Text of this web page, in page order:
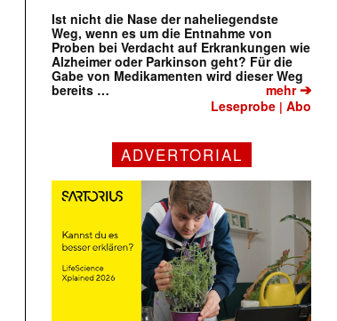
Ist nicht die Nase der naheliegendste
Weg, wenn es um die Entnahme von
Proben bei Verdacht auf Erkrankungen wie
Alzheimer oder Parkinson geht? Für die
Gabe von Medikamenten wird dieser Weg
bereits …
mehr➔
Leseprobe |Abo
ADVERTORIAL